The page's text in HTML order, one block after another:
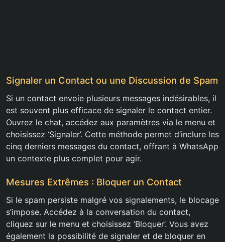
Signaler un Contact ou une Discussion de Spam
Si un contact envoie plusieurs messages indésirables, il
est souvent plus efficace de signaler le contact entier.
Ouvrez le chat, accédez aux paramètres via le menu et
choisissez ‘Signaler’. Cette méthode permet d’inclure les
cinq derniers messages du contact, offrant à WhatsApp
un contexte plus complet pour agir.
Mesures Extrêmes : Bloquer un Contact
Si le spam persiste malgré vos signalements, le blocage
s’impose. Accédez à la conversation du contact,
cliquez sur le menu et choisissez ‘Bloquer’. Vous avez
également la possibilité de signaler et de bloquer en